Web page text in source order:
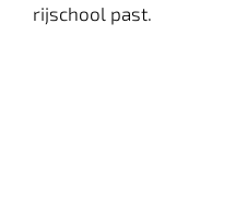
rijschool past.